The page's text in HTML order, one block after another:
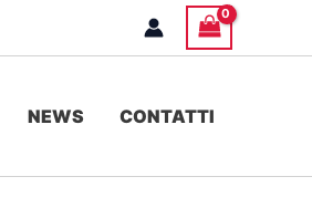
NEWS CONTATTI